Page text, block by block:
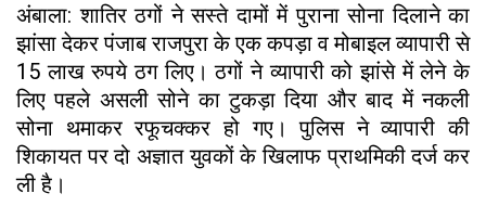
अंबाला: शातिर ठगों ने सस्ते दामों में पुराना सोना दिलाने का
झांसा देकर पंजाब राजपुरा के एक कपड़ा व मोबाइल व्यापारी से
15 लाख रुपये ठग लिए। ठगों ने व्यापारी को झांसे में लेने के
लिए पहले असली सोने का टुकड़ा दिया और बाद में नकली
सोना थमाकर रफूचक्कर हो गए। पुलिस ने व्यापारी की
शिकायत पर दो अज्ञात युवकों के खिलाफ प्राथमिकी दर्ज कर
ली है।